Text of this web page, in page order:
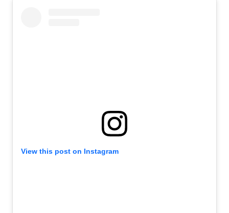
View this post on Instagram